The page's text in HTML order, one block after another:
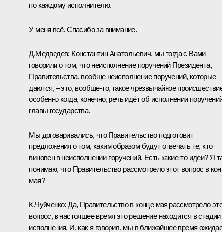
по каждому исполнителю.
У меня всё. Спасибо за внимание.
Д.Медведев: Константин Анатольевич, мы тогда с Вами
говорили о том, что неисполнение поручений Президента,
Правительства, вообще неисполнение поручений, которые
даются, – это, вообще‑то, такое чрезвычайное
особенно когда, конечно, речь идёт об исполнении
главы государства.
Мы договаривались, что Правительство подготовит
предложения о том, каким образом будут отвечать те, кто
виновен в неисполнении поручений. Есть какие‑то идеи? Я
понимаю, что Правительство рассмотрело этот вопрос в
мая?
К.Чуйченко: Да, Правительство в конце мая рассмотрело
вопрос, в настоящее время это решение находится в стадии
исполнения. И, как я говорил, мы в ближайшее время